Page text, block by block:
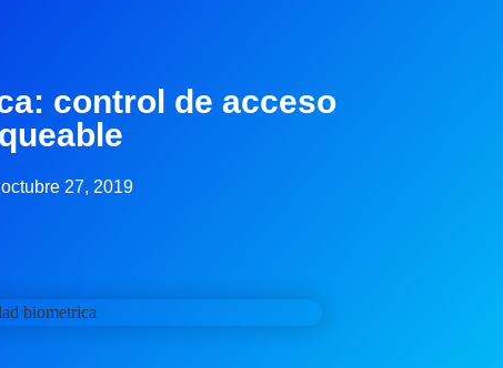
control de acceso
octubre 27, 2019